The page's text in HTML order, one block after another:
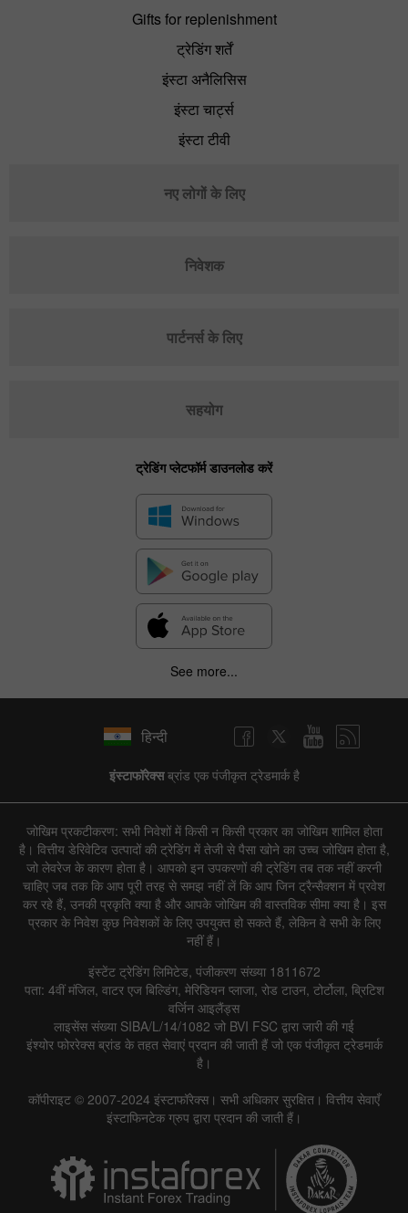
Gifts for replenishment
ट्रेडिंग शर्तें
इंस्टा अनैलिसिस
इंस्टा चार्ट्स
इंस्टा टीवी
नए लोगों के लिए
निवेशक
पार्टनर्स के लिए
सहयोग
ट्रेडिंग प्लेटफॉर्म डाउनलोड करें
See more...
हिन्दी
इंस्टाफॉरेक्सब्रांड एक पंजीकृत ट्रेडमार्क है
जोखिम प्रकटीकरण: सभी निवेशों में किसी न किसी प्रकार का जोखिम शामिल होता
है। वित्तीय डेरिवेटिव उत्पादों की ट्रेडिंग में तेजी से पैसा खोने का उच्च जोखिम होता है,
जो लेवरेज के कारण होता है। आपको इन उपकरणों की ट्रेडिंग तब तक नहीं करनी
चाहिए जब तक कि आप पूरी तरह से समझ नहीं लें कि आप जिन ट्रैन्सैक्शन में प्रवेश
कर रहे हैं, उनकी प्रकृति क्या है और आपके जोखिम की वास्तविक सीमा क्या है। इस
प्रकार के निवेश कुछ निवेशकों के लिए उपयुक्त हो सकते हैं, लेकिन वे सभी के लिए
नहीं हैं।
इंस्टेंट ट्रेडिंग लिमिटेड, पंजीकरण संख्या 1811672
पता: 4वीं मंजिल, वाटर एज बिल्डिंग, मेरिडियन प्लाजा, रोड टाउन, टोर्टोला, ब्रिटिश
वर्जिन आइलैंड्स
लाइसेंस संख्या SIBA/L/14/1082 जो BVI FSC द्वारा जारी की गई
इंश्योर फोररेक्स ब्रांड के तहत सेवाएं प्रदान की जाती हैं जो एक पंजीकृत ट्रेडमार्क
है।
कॉपीराइट © 2007-2024 इंस्टाफॉरेक्स। सभी अधिकार सुरक्षित। वित्तीय सेवाएँ
इंस्टाफिनटेक ग्रुप द्वारा प्रदान की जाती हैं।